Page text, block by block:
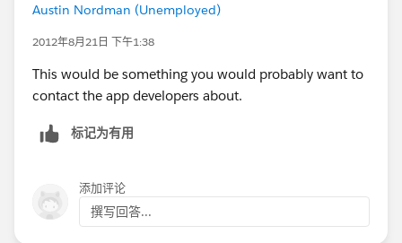
Austin Nordman (Unemployed)
2012年8月21日 下午1:38
This would be something you would probably want to
contact the app developers about.
标记为有用
添加评论
撰写回答...